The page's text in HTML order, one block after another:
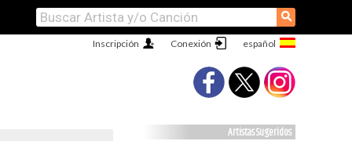
⚲
Conexión
Inscripción
Artistas Sugeridos